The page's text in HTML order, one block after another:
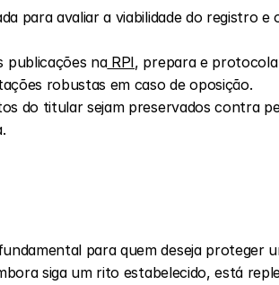
para avaliar a viabilidade do registro
publicações na RPI, prepara e
robustas em caso de oposição.
do titular sejam preservados contra
para quem deseja proteger
siga um rito estabelecido, está